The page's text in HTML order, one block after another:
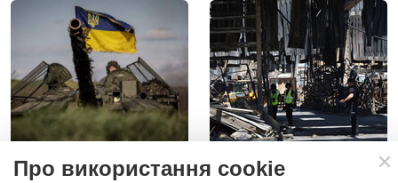
Про використання cookie